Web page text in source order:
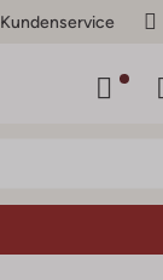
Kundenservice